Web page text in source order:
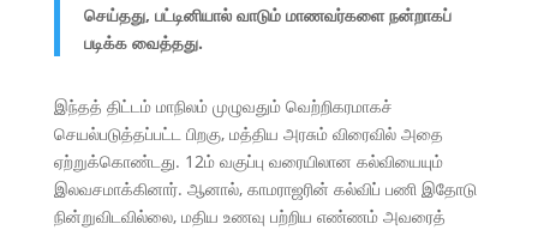
செய்தது, பட்டினியால் வாடும் மாணவர்களை நன்றாகப்
படிக்க வைத்தது.
இந்தத் திட்டம் மாநிலம் முழுவதும் வெற்றிகரமாகச்
செயல்படுத்தப்பட்ட பிறகு, மத்திய அரசும் விரைவில் அதை
ஏற்றுக்கொண்டது. 12ம் வகுப்பு வரையிலான கல்வியையும்
இலவசமாக்கினார். ஆனால், காமராஜரின் கல்விப் பணி இதோடு
நின்றுவிடவில்லை, மதிய உணவு பற்றிய எண்ணம் அவரைத்